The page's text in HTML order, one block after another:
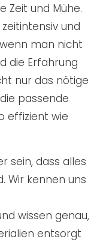
Zeit und Mühe.
und
man nicht
die Erfahrung
nur das nötige
passende
effizient wie
sein, dass alles
Wir kennen uns
wissen genau,
entsorgt